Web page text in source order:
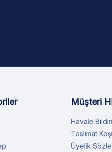
Müşteri
Havale
Teslimat
Üyelik